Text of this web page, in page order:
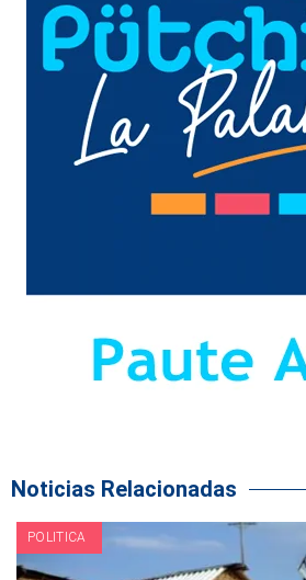
Noticias Relacionadas
POLITICA